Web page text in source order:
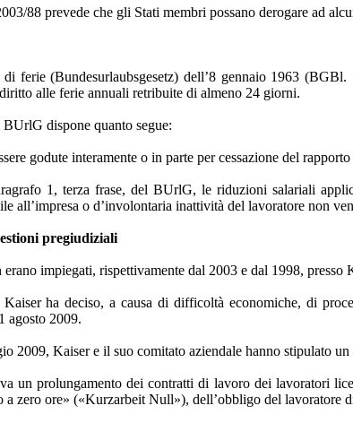
88 prevede che gli Stati membri possano derogare ad
di ferie (Bundesurlaubsgesetz) dell’8 gennaio 1963
alle ferie annuali retribuite di almeno 24 giorni.
dispone quanto segue:
godute interamente o in parte per cessazione del
1, terza frase, del BUrlG, le riduzioni salariali
all’impresa o d’involontaria inattività del lavoratore non
pregiudiziali
impiegati, rispettivamente dal 2003 e dal 1998,
ha deciso, a causa di difficoltà economiche, di
agosto 2009.
2009, Kaiser e il suo comitato aziendale hanno stipulato un
un prolungamento dei contratti di lavoro dei lavoratori
a zero ore» («Kurzarbeit Null»), dell’obbligo del